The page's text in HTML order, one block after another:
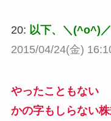
20: 以下、＼(^o^)
2015/04/24(金)
やったこともない
かの字もしらない